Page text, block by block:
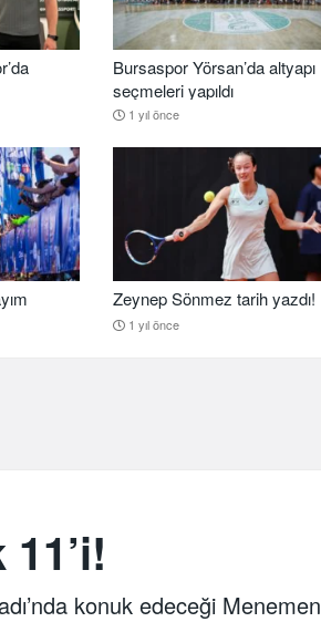
Bursaspor Yörsan’da altyapı
seçmeleri yapıldı
1 yıl önce
Zeynep Sönmez tarih yazdı!
1 yıl önce
konuk edeceği Menemen